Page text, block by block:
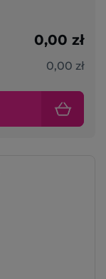
0,00 zł
0,00 zł